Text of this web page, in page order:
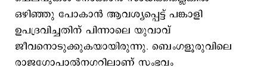
ഒഴിഞ്ഞു പോകാന്‍ ആവശ്യപ്പെട്ട് പങ്കാളി
ഉപദ്രവിച്ചതിന് പിന്നാലെ യുവാവ്
ജീവനൊടുക്കുകയായിരുന്നു. ബെംഗളൂരുവിലെ
രാജഗോപാൽനഗറിലാണ് സംഭവം